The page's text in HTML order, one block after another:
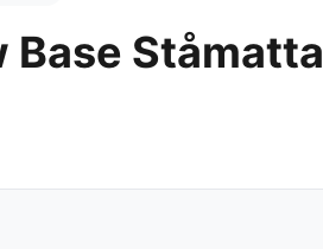
Ståmatta